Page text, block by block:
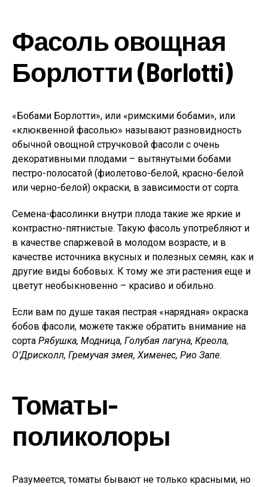
Фасоль овощная
Борлотти (Borlotti)
«Бобами Борлотти», или «римскими бобами», или
«клюквенной фасолью» называют разновидность
обычной овощной стручковой фасоли с очень
декоративными плодами – вытянутыми бобами
пестро-полосатой (фиолетово-белой, красно-белой
или черно-белой) окраски, в зависимости от сорта.
Семена-фасолинки внутри плода такие же яркие и
контрастно-пятнистые. Такую фасоль употребляют и
в качестве спаржевой в молодом возрасте, и в
качестве источника вкусных и полезных семян, как и
другие виды бобовых. К тому же эти растения еще и
цветут необыкновенно – красиво и обильно.
Если вам по душе такая пестрая «нарядная» окраска
бобов фасоли, можете также обратить внимание на
сорта Рябушка, Модница, Голубая лагуна, Креола,
О’Дрисколл, Гремучая змея, Хименес, Рио Запе.
Томаты-
поликолоры
Разумеется, томаты бывают не только красными, но